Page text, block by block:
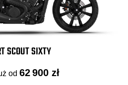
SCOUT SIXTY
od 62 900 zł